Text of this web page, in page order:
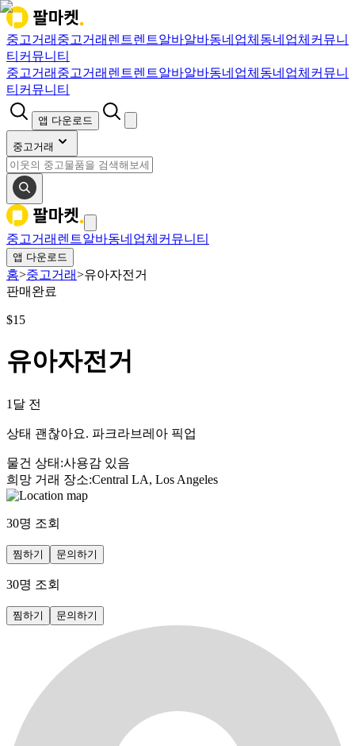
중고거래 중고거래 렌트렌트알바알바동네업체 동네업체 커뮤니
티 커뮤니티
중고거래 중고거래 렌트렌트알바알바동네업체 동네업체 커뮤니
티 커뮤니티
앱 다운로드
중고거래
중고거래 렌트알바동네업체 커뮤니티
앱 다운로드
홈>중고거래>유아자전거
판매완료
$15
유아자전거
1달 전
상태 괜찮아요. 파크라브레아 픽업
물건 상태 :사용감 있음
희망 거래 장소:Central LA, Los Angeles
30명 조회
찜하기 문의하기
30명 조회
찜하기 문의하기